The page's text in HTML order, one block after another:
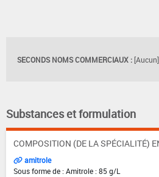
SECONDS NOMS COMMERCIAUX : [Aucun]
Substances et formulation
COMPOSITION (DE LA SPÉCIALITÉ)
amitrole
Sous forme de : Amitrole : 85 g/L